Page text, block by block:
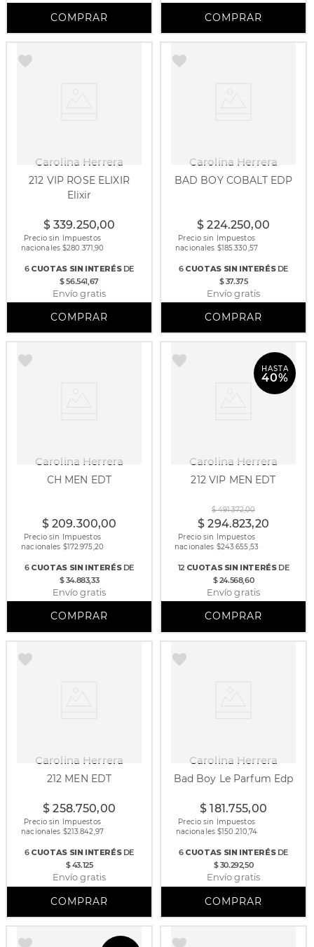
30 ml
Carolina Herrera
212 VIP ROSE ELIXIR
Elixir
$ 339.250,00
Precio sin Impuestos
nacionales $280.371,90
6CUOTAS SIN INTERÉSDE
$ 56.541,67
Envío gratis
Carolina Herrera
BAD BOY COBALT EDP
$ 224.250,00
Precio sin Impuestos
nacionales $185.330,57
6CUOTAS SIN INTERÉSDE
$ 37.375
Envío gratis
Carolina Herrera
CH MEN EDT
$ 209.300,00
Precio sin Impuestos
nacionales $172.975,20
6CUOTAS SIN INTERÉSDE
$ 34.883,33
Envío gratis
HASTA
40%
Carolina Herrera
212 VIP MEN EDT
$ 491.372,00
$ 294.823,20
Precio sin Impuestos
nacionales $243.655,53
12CUOTAS SIN INTERÉSDE
$ 24.568,60
Envío gratis
Carolina Herrera
212 MEN EDT
$ 258.750,00
Precio sin Impuestos
nacionales $213.842,97
6CUOTAS SIN INTERÉSDE
$ 43.125
Envío gratis
Carolina Herrera
Bad Boy Le Parfum Edp
$ 181.755,00
Precio sin Impuestos
nacionales $150.210,74
6CUOTAS SIN INTERÉSDE
$ 30.292,50
Envío gratis